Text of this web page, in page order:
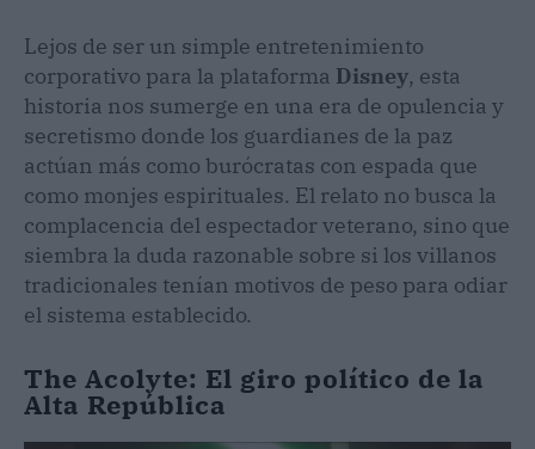
Lejos de ser un simple entretenimiento
corporativo para la plataforma Disney, esta
historia nos sumerge en una era de opulencia y
secretismo donde los guardianes de la paz
actúan más como burócratas con espada que
como monjes espirituales. El relato no busca la
complacencia del espectador veterano, sino que
siembra la duda razonable sobre si los villanos
tradicionales tenían motivos de peso para odiar
el sistema establecido.
The Acolyte: El giro político de la
Alta República